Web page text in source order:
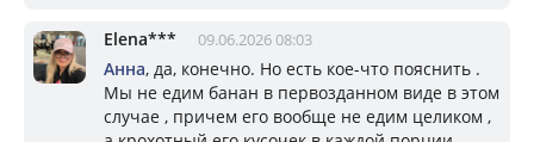
Elena*** 09.06.2026 08:03
Анна, да, конечно. Но есть кое-что пояснить .
Мы не едим банан в первозданном виде в этом
случае , причем его вообще не едим целиком ,